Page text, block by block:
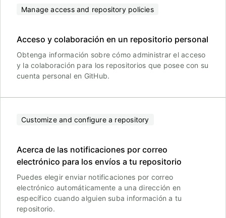
Manage access and repository policies
Acceso y colaboración en un repositorio personal
Obtenga información sobre cómo administrar el acceso
y la colaboración para los repositorios que posee con su
cuenta personal en GitHub.
Customize and configure a repository
Acerca de las notificaciones por correo
electrónico para los envíos a tu repositorio
Puedes elegir enviar notificaciones por correo
electrónico automáticamente a una dirección en
específico cuando alguien suba información a tu
repositorio.